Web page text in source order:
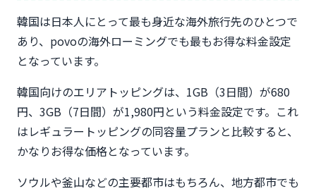
韓国は日本人にとって最も身近な海外旅行先のひとつで
あり、povoの海外ローミングでも最もお得な料金設定
となっています。
韓国向けのエリアトッピングは、1GB（3日間）が680
円、3GB（7日間）が1,980円という料金設定です。これ
はレギュラートッピングの同容量プランと比較すると、
かなりお得な価格となっています。
ソウルや釜山などの主要都市はもちろん、地方都市でも